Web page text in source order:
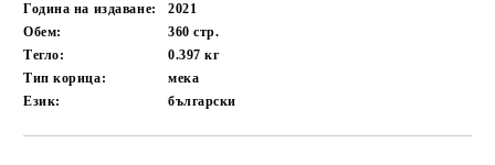
Година на издаване:
2021
Обем:
360стр.
Тегло:
0.397кг
Тип корица:
мека
Език:
български